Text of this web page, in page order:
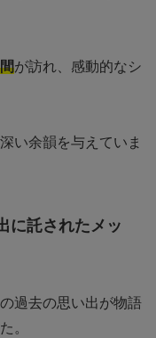
が訪れ、感動的なシ
い余韻を与えていま
に託されたメッ
過去の思い出が物語
。